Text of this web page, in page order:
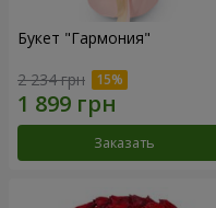
Букет "Гармония"
2 234 грн
Заказать